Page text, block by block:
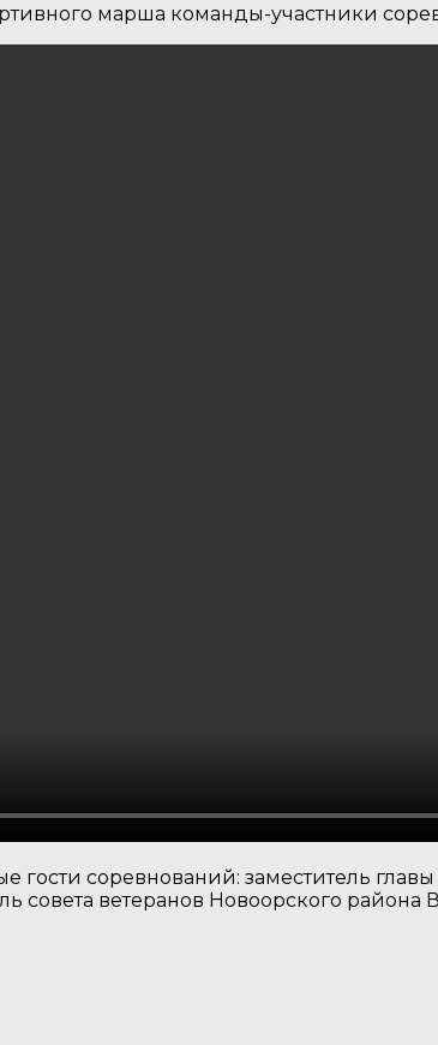
марша команды-участники
гости соревнований: заместитель
совета ветеранов Новоорского